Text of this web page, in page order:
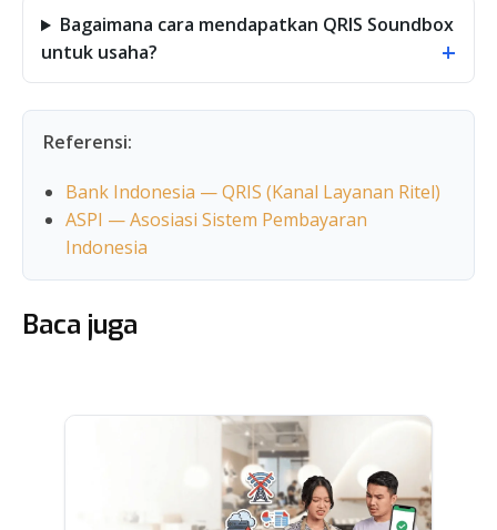
Bagaimana cara mendapatkan QRIS Soundbox
untuk usaha?
+
Referensi:
Bank Indonesia — QRIS (Kanal Layanan Ritel)
ASPI — Asosiasi Sistem Pembayaran
Indonesia
Baca juga